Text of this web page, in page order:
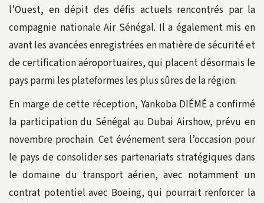
l’Ouest, en dépit des défis actuels rencontrés par la
compagnie nationale Air Sénégal. Il a également mis en
avant les avancées enregistrées en matière de sécurité et
de certification aéroportuaires, qui placent désormais le
pays parmi les plateformes les plus sûres de la région.
En marge de cette réception, Yankoba DIÉMÉ a confirmé
la participation du Sénégal au Dubai Airshow, prévu en
novembre prochain. Cet événement sera l’occasion pour
le pays de consolider ses partenariats stratégiques dans
le domaine du transport aérien, avec notamment un
contrat potentiel avec Boeing, qui pourrait renforcer la